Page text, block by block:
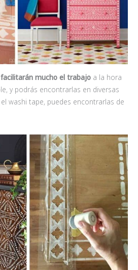
facilitarán mucho el trabajo a la hora
y podrás encontrarlas en diversas
washi tape, puedes encontrarlas de